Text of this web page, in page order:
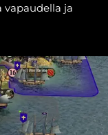
ja